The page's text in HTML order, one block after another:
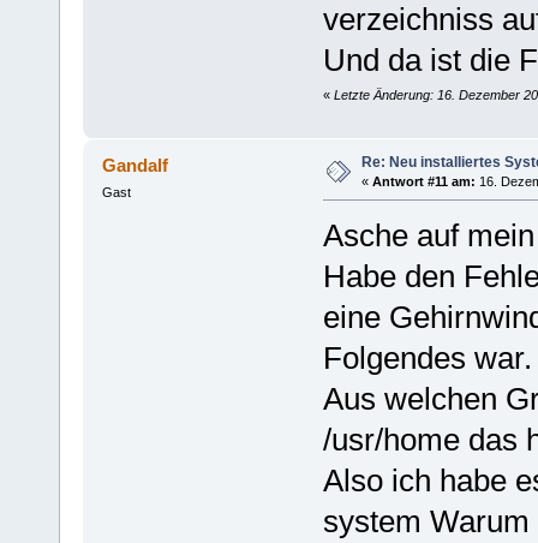
verzeichniss
Und da ist die
« Letzte Änderung: 16. Dezember
Gandalf
Gast
Re: Neu installiertes
« Antwort #11 am: 16.
Asche auf
Habe den
eine
Folgendes war.
Aus welchen
/usr/home das
Also ich habe
system Warum